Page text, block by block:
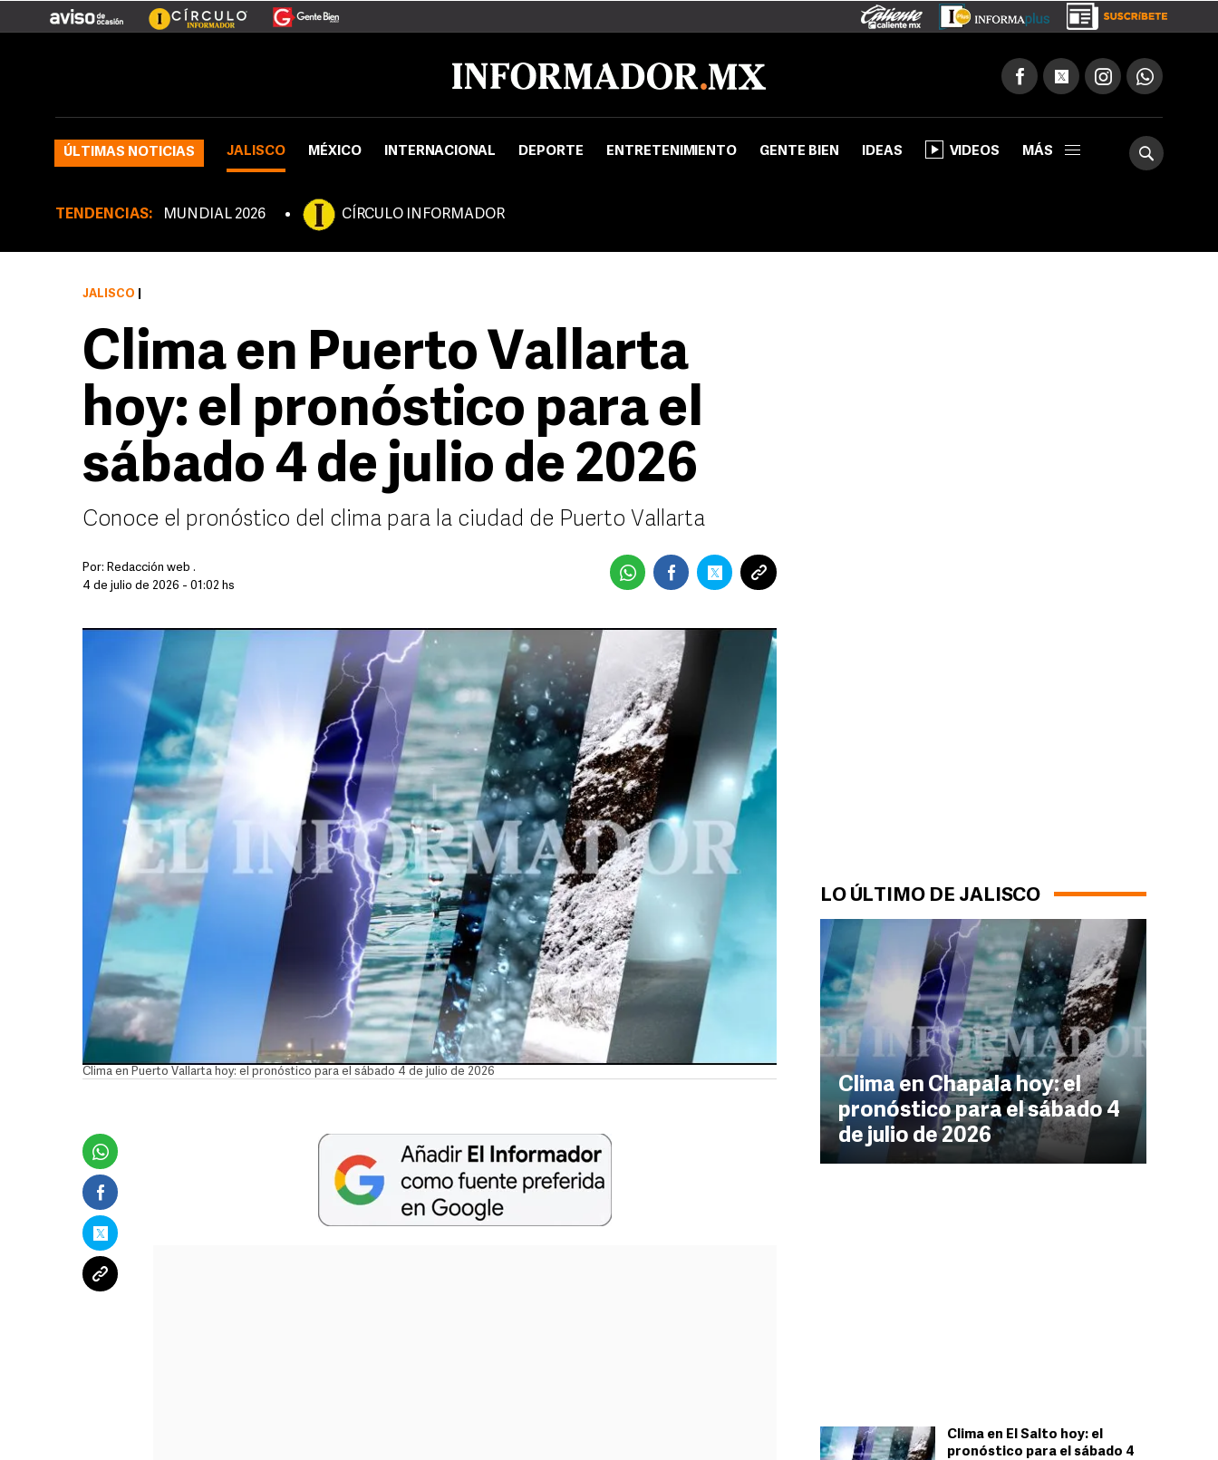
ÚLTIMAS NOTICIAS JALISCO MÉXICO INTERNACIONAL DEPORTE ENTRETENIMIENTO GENTE BIEN IDEAS VIDEOS MÁS
TENDENCIAS: MUNDIAL 2026 CÍRCULO INFORMADOR
LO ÚLTIMO DE JALISCO
Clima en Chapala hoy: el
pronóstico para el sábado 4
de julio de 2026
Clima en El Salto hoy: el
pronóstico para el sábado 4
JALISCO
Clima en Puerto Vallarta
hoy: el pronóstico para el
sábado 4 de julio de 2026
Conoce el pronóstico del clima para la ciudad de Puerto Vallarta
Por: Redacción web .
4 de julio de 2026 - 01:02 hs
Clima en Puerto Vallarta hoy: el pronóstico para el sábado 4 de julio de 2026